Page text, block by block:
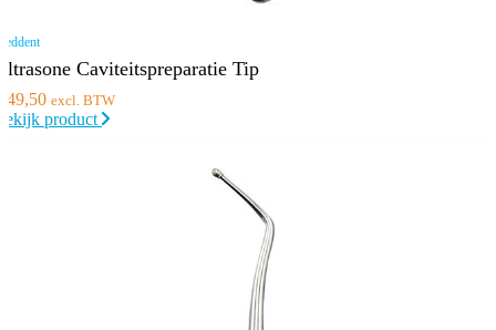
Caviteitspreparatie Tip
49,50 excl. BTW
product